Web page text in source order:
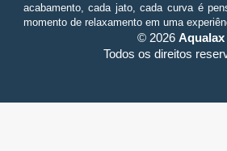
acabamento, cada jato, cada curva é
momento de relaxamento em uma
© 2026 Aqualax
Todos os direitos